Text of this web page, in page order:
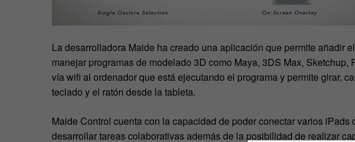
La desarrolladora Maide ha creado una aplicación que permite añadir
manejar programas de modelado 3D como Maya, 3DS Max,
vía wifi al ordenador que está ejecutando el programa y permite girar,
teclado y el ratón desde la tableta.
Maide Control cuenta con la capacidad de poder conectar varios
desarrollar tareas colaborativas además de la posibilidad de realizar